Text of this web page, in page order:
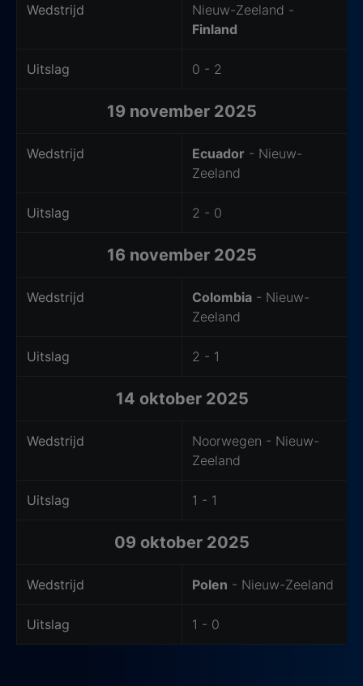
Wedstrijd
Nieuw-Zeeland -
Finland
Uitslag 0 - 2
19 november 2025
Wedstrijd Ecuador - Nieuw-
Zeeland
Uitslag 2 - 0
16 november 2025
Wedstrijd Colombia - Nieuw-
Zeeland
Uitslag 2 - 1
14 oktober 2025
Wedstrijd
Noorwegen - Nieuw-
Zeeland
Uitslag 1 - 1
09 oktober 2025
Wedstrijd Polen - Nieuw-Zeeland
Uitslag 1 - 0